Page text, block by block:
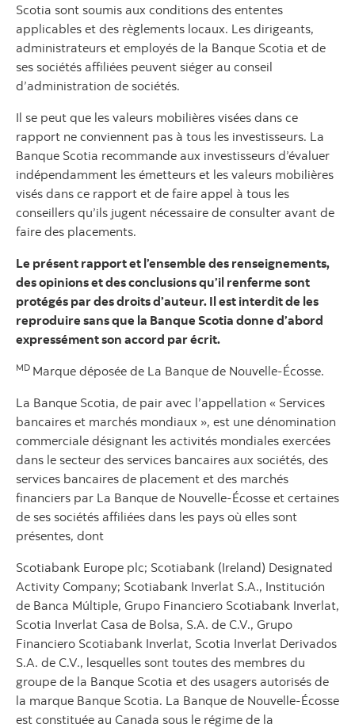
Scotia sont soumis aux conditions des ententes
applicables et des règlements locaux. Les dirigeants,
administrateurs et employés de la Banque Scotia et de
ses sociétés affiliées peuvent siéger au conseil
d’administration de sociétés.
Il se peut que les valeurs mobilières visées dans ce
rapport ne conviennent pas à tous les investisseurs. La
Banque Scotia recommande aux investisseurs d’évaluer
indépendamment les émetteurs et les valeurs mobilières
visés dans ce rapport et de faire appel à tous les
conseillers qu’ils jugent nécessaire de consulter avant de
faire des placements.
Le présent rapport et l’ensemble des renseignements,
des opinions et des conclusions qu’il renferme sont
protégés par des droits d’auteur. Il est interdit de les
reproduire sans que la Banque Scotia donne d’abord
expressément son accord par écrit.
MD Marque déposée de La Banque de Nouvelle-Écosse.
La Banque Scotia, de pair avec l’appellation « Services
bancaires et marchés mondiaux », est une dénomination
commerciale désignant les activités mondiales exercées
dans le secteur des services bancaires aux sociétés, des
services bancaires de placement et des marchés
financiers par La Banque de Nouvelle-Écosse et certaines
de ses sociétés affiliées dans les pays où elles sont
présentes, dont
Scotiabank Europe plc; Scotiabank (Ireland) Designated
Activity Company; Scotiabank Inverlat S.A., Institución
de Banca Múltiple, Grupo Financiero Scotiabank Inverlat,
Scotia Inverlat Casa de Bolsa, S.A. de C.V., Grupo
Financiero Scotiabank Inverlat, Scotia Inverlat Derivados
S.A. de C.V., lesquelles sont toutes des membres du
groupe de la Banque Scotia et des usagers autorisés de
la marque Banque Scotia. La Banque de Nouvelle-Écosse
est constituée au Canada sous le régime de la